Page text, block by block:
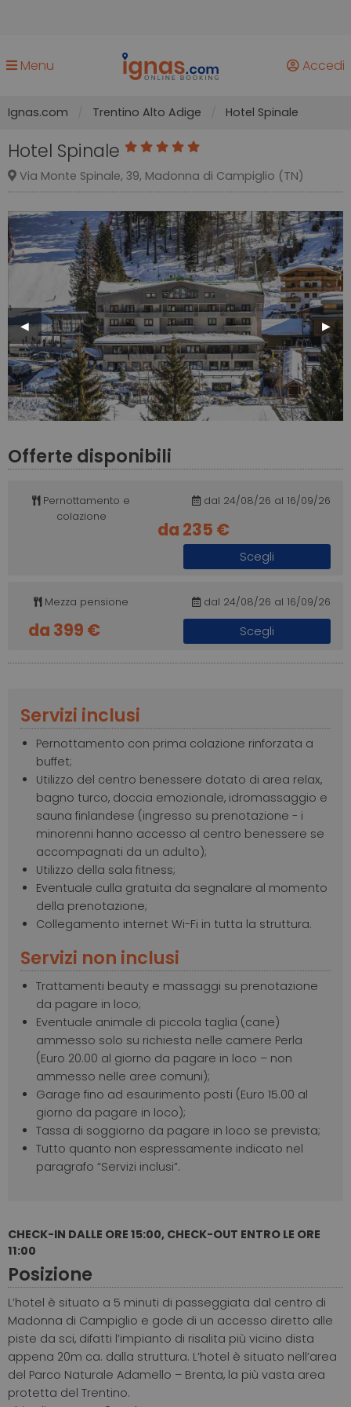
Menu Accedi
Ignas.com Trentino Alto Adige Hotel Spinale
Hotel Spinale
Via Monte Spinale, 39, Madonna di Campiglio (TN)
Previous
Slide
◀︎ Next
Slide
▶︎
Offerte disponibili
Pernottamento e
colazione
dal 24/08/26 al 16/09/26
da 235 €
Scegli
Mezza pensione dal 24/08/26 al 16/09/26
da 399 € Scegli
Servizi inclusi
Pernottamento con prima colazione rinforzata a
buffet;
Utilizzo del centro benessere dotato di area relax,
bagno turco, doccia emozionale, idromassaggio e
sauna finlandese (ingresso su prenotazione - i
minorenni hanno accesso al centro benessere se
accompagnati da un adulto);
Utilizzo della sala fitness;
Eventuale culla gratuita da segnalare al momento
della prenotazione;
Collegamento internet Wi-Fi in tutta la struttura.
Servizi non inclusi
Trattamenti beauty e massaggi su prenotazione
da pagare in loco;
Eventuale animale di piccola taglia (cane)
ammesso solo su richiesta nelle camere Perla
(Euro 20.00 al giorno da pagare in loco – non
ammesso nelle aree comuni);
Garage fino ad esaurimento posti (Euro 15.00 al
giorno da pagare in loco);
Tassa di soggiorno da pagare in loco se prevista;
Tutto quanto non espressamente indicato nel
paragrafo “Servizi inclusi”.
CHECK-IN DALLE ORE 15:00, CHECK-OUT ENTRO LE ORE
11:00
Posizione
L’hotel è situato a 5 minuti di passeggiata dal centro di
Madonna di Campiglio e gode di un accesso diretto alle
piste da sci, difatti l’impianto di risalita più vicino dista
appena 20m ca. dalla struttura. L’hotel è situato nell’area
del Parco Naturale Adamello – Brenta, la più vasta area
protetta del Trentino.